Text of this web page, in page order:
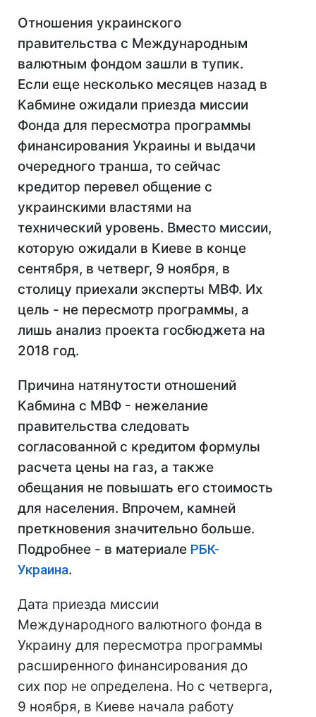
Отношения украинского
правительства с Международным
валютным фондом зашли в тупик.
Если еще несколько месяцев назад в
Кабмине ожидали приезда миссии
Фонда для пересмотра программы
финансирования Украины и выдачи
очередного транша, то сейчас
кредитор перевел общение с
украинскими властями на
технический уровень. Вместо миссии,
которую ожидали в Киеве в конце
сентября, в четверг, 9 ноября, в
столицу приехали эксперты МВФ. Их
цель - не пересмотр программы, а
лишь анализ проекта госбюджета на
2018 год.
Причина натянутости отношений
Кабмина с МВФ - нежелание
правительства следовать
согласованной с кредитом формулы
расчета цены на газ, а также
обещания не повышать его стоимость
для населения. Впрочем, камней
преткновения значительно больше.
Подробнее - в материале РБК-
Украина.
Дата приезда миссии
Международного валютного фонда в
Украину для пересмотра программы
расширенного финансирования до
сих пор не определена. Но с четверга,
9 ноября, в Киеве начала работу